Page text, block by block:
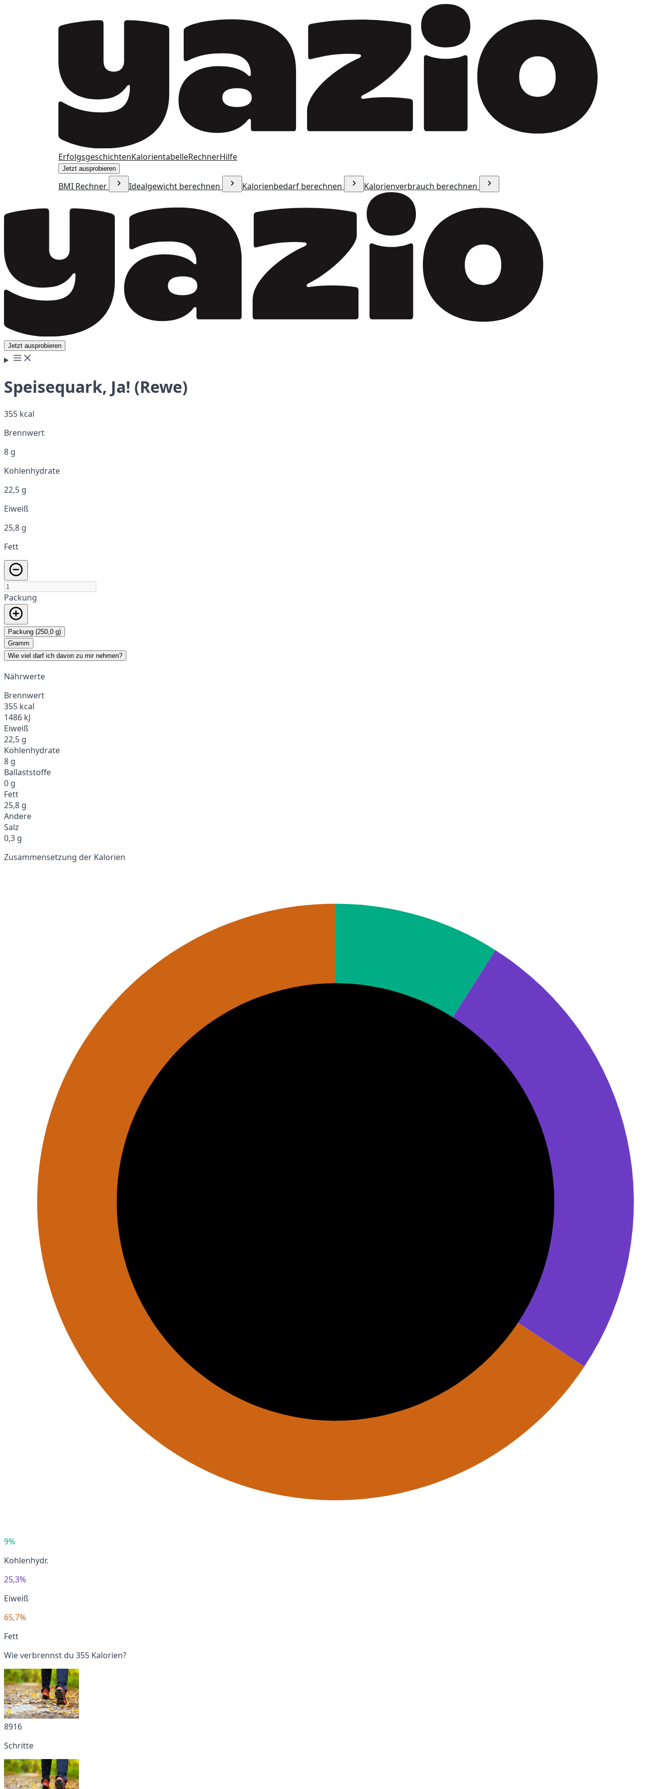
ErfolgsgeschichtenKalorientabelleRechnerHilfe
Jetzt ausprobieren
BMI Rechner Idealgewicht berechnen Kalorienbedarf berechnen Kalorienverbrauch berechnen
Jetzt ausprobieren
Speisequark, Ja! (Rewe)
355 kcal
Brennwert
8 g
Kohlenhydrate
22,5 g
Eiweiß
25,8 g
Fett
Packung
Packung (250,0 g)
Gramm
Wie viel darf ich davon zu mir nehmen?
Nährwerte
Brennwert
355 kcal
1486 kJ
Eiweiß
22,5 g
Kohlenhydrate
8 g
Ballaststoffe
0 g
Fett
25,8 g
Andere
Salz
0,3 g
Zusammensetzung der Kalorien
9%
Kohlenhydr.
25,3%
Eiweiß
65,7%
Fett
Wie verbrennst du 355 Kalorien?
8916
Schritte